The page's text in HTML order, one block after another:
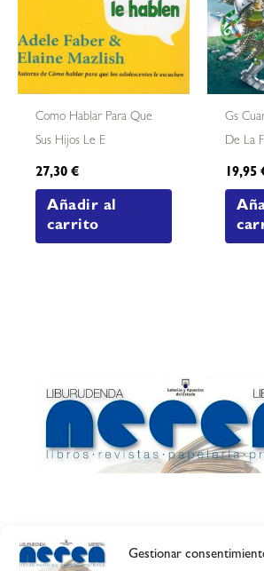
Gestionar
Como Hablar Para Que
Sus Hijos Le E
27,30€
Añadir al
carrito
Gs
De La
19,95
Calle Esquíroz,